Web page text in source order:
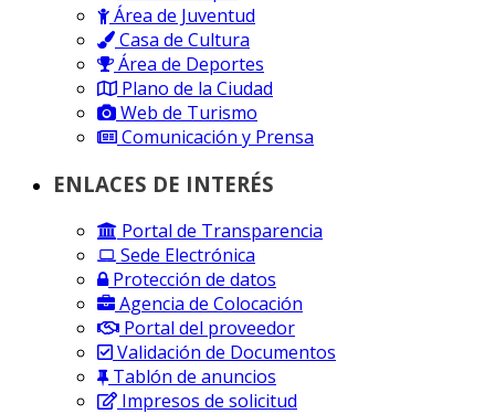
Área de Juventud
Casa de Cultura
Área de Deportes
Plano de la Ciudad
Web de Turismo
Comunicación y Prensa
ENLACES DE INTERÉS
Portal de Transparencia
Sede Electrónica
Protección de datos
Agencia de Colocación
Portal del proveedor
Validación de Documentos
Tablón de anuncios
Impresos de solicitud